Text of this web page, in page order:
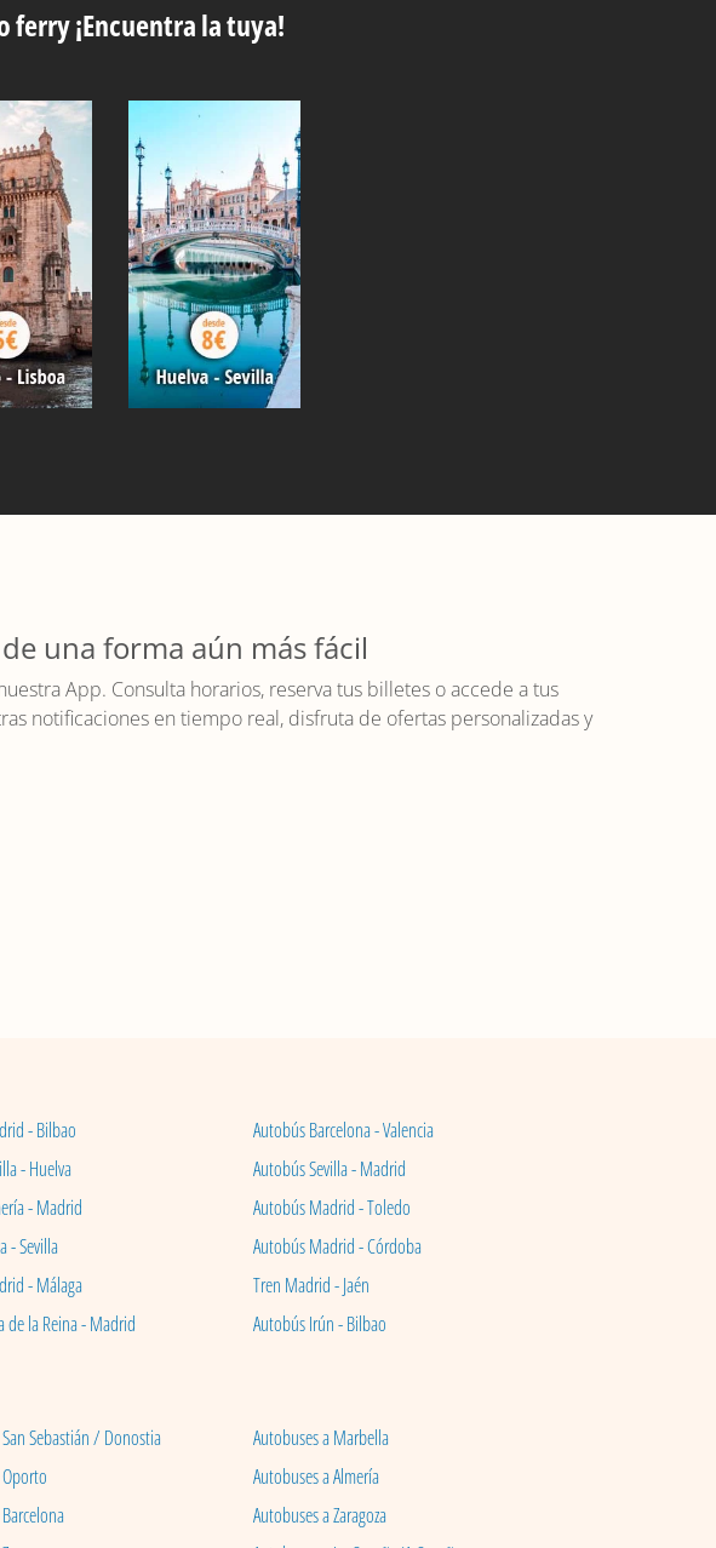
ferry ¡Encuentra la tuya!
una forma aún más fácil
App. Consulta horarios, reserva tus billetes o accede a tus
notificaciones en tiempo real, disfruta de ofertas personalizadas y
- Bilbao
Autobús Barcelona - Valencia
- Huelva
Autobús Sevilla - Madrid
- Madrid
Autobús Madrid - Toledo
- Sevilla
Autobús Madrid - Córdoba
- Málaga
Tren Madrid - Jaén
de la Reina - Madrid Autobús Irún - Bilbao
Sebastián / Donostia
Autobuses a Marbella
Autobuses a Almería
Autobuses a Zaragoza